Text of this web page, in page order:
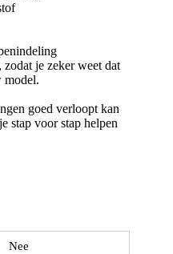
je zeker weet dat
model.
goed verloopt kan
stap voor stap helpen
Nee